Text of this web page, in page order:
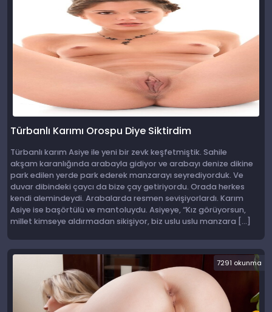
Türbanlı Karımı Orospu Diye Siktirdim
Türbanlı karım Asiye ile yeni bir zevk keşfetmiştik. Sahile
akşam karanlığında arabayla gidiyor ve arabayı denize dikine
park edilen yerde park ederek manzarayı seyrediyorduk. Ve
duvar dibindeki çaycı da bize çay getiriyordu. Orada herkes
kendi alemindeydi. Arabalarda resmen sevişiyorlardı. Karım
Asiye ise başörtülü ve mantoluydu. Asiyeye, “Kız görüyorsun,
millet kimseye aldırmadan sikişiyor, biz uslu uslu manzara […]
7291 okunma